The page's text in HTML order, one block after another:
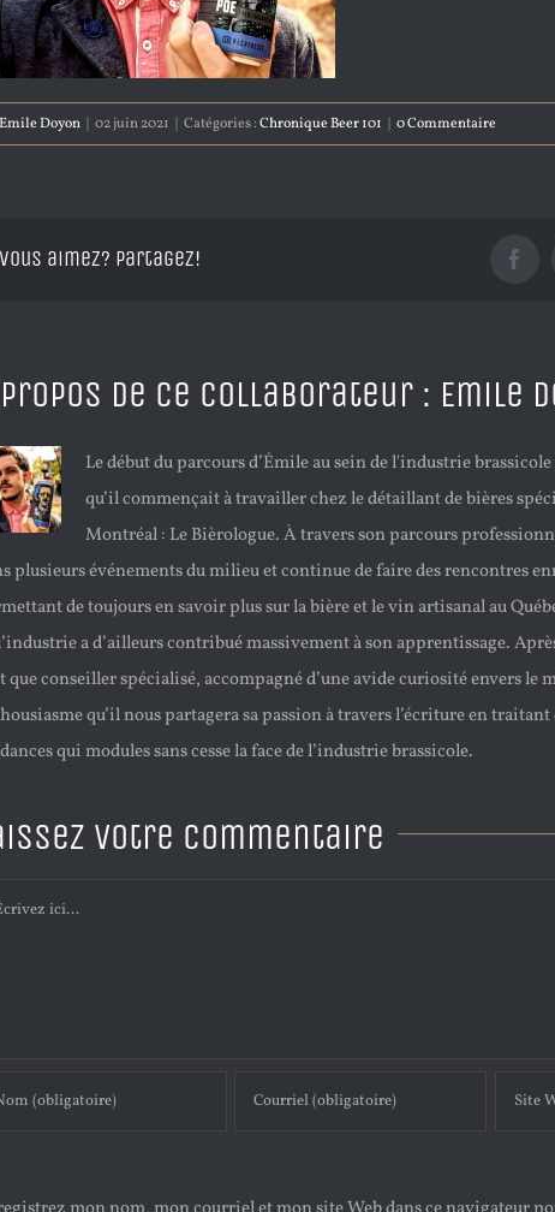
Emile Doyon 02 juin 2021 Catégories :Chronique Beer 101 0 Commentaire
Vous aimez? Partagez!
de ce collaborateur : Emile
Le début du parcours d’Émile au sein de l'industrie
qu’il commençait à travailler chez le détaillant de bières
Montréal : Le Bièrologue. À travers son parcours
plusieurs événements du milieu et continue de faire des rencontres
de toujours en savoir plus sur la bière et le vin artisanal au
a d’ailleurs contribué massivement à son apprentissage.
que conseiller spécialisé, accompagné d’une avide curiosité envers le
qu’il nous partagera sa passion à travers l’écriture en
qui modules sans cesse la face de l’industrie brassicole.
votre commentaire